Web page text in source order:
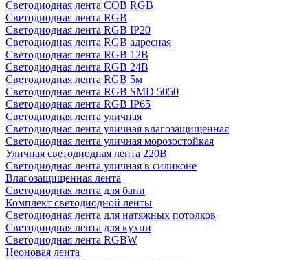
Светодиодная лента COB RGB
Светодиодная лента RGB
Светодиодная лента RGB IP20
Светодиодная лента RGB адресная
Светодиодная лента RGB 12В
Светодиодная лента RGB 24В
Светодиодная лента RGB 5м
Светодиодная лента RGB SMD 5050
Светодиодная лента RGB IP65
Светодиодная лента уличная
Светодиодная лента уличная влагозащищенная
Светодиодная лента уличная морозостойкая
Уличная светодиодная лента 220В
Светодиодная лента уличная в силиконе
Влагозащищенная лента
Светодиодная лента для бани
Комплект светодиодной ленты
Светодиодная лента для натяжных потолков
Светодиодная лента для кухни
Светодиодная лента RGBW
Неоновая лента